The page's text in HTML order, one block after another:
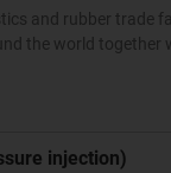
and rubber trade
the world
injection)